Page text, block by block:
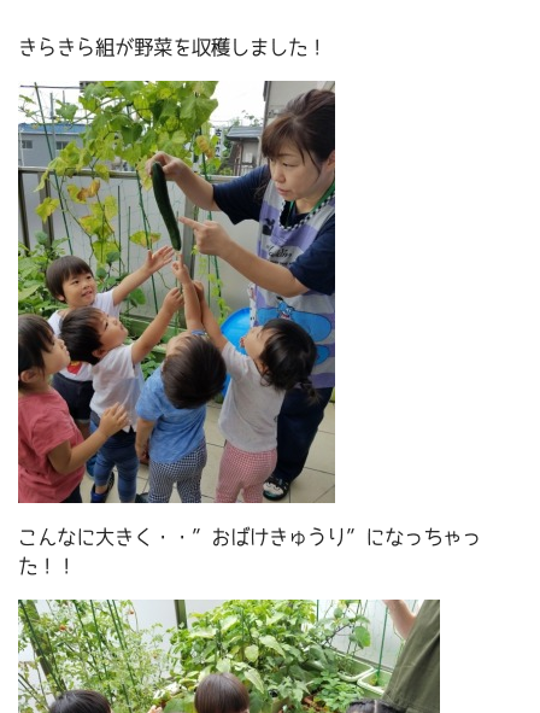
きらきら組が野菜を収穫しました！
こんなに大きく・・”おばけきゅうり”になっちゃっ
た！！